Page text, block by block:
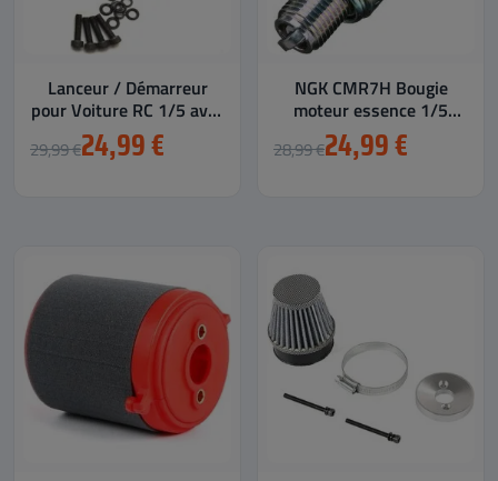
Lanceur / Démarreur
pour Voiture RC 1/5 avec
moteurs 23cc à 32cc
29,99 €24,99 €
NGK CMR7H Bougie
moteur essence 1/5
Rofun Rovan HPI Baja 5B
5T...
28,99 €24,99 €